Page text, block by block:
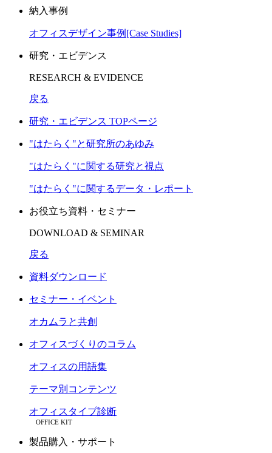
納入事例
オフィスデザイン事例[Case Studies]
研究・エビデンス
RESEARCH & EVIDENCE
戻る
研究・エビデンス TOPページ
"はたらく"と研究所のあゆみ
"はたらく"に関する研究と視点
"はたらく"に関するデータ・レポート
お役立ち資料・セミナー
DOWNLOAD & SEMINAR
戻る
資料ダウンロード
セミナー・イベント
オカムラと共創
オフィスづくりのコラム
オフィスの用語集
テーマ別コンテンツ
オフィスタイプ診断
OFFICE KIT
製品購入・サポート